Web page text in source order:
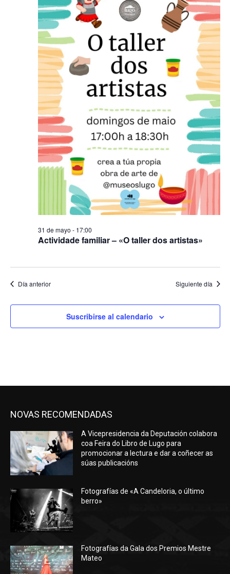
2026
de
Actividade familiar – «O taller dos artistas»
31 de mayo - 17:00
Día anterior Siguiente día
Suscribirse al calendario
NOVAS RECOMENDADAS
A Vicepresidencia da Deputación colabora
coa Feira do Libro de Lugo para
promocionar a lectura e dar a coñecer as
súas publicacións
Fotografías de «A Candeloria, o último
berro»
Fotografías da Gala dos Premios Mestre
Mateo